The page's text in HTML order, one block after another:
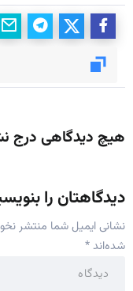
هیچ دیدگاهی درج
دیدگاهتان را
نشانی ایمیل شما منتشر
شده‌اند*